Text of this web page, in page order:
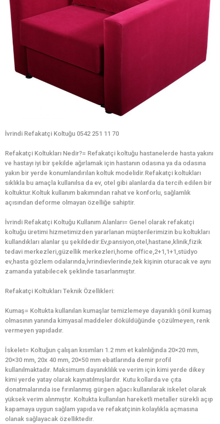
İvrindi Refakatçi Koltuğu 0542 251 11 70
Refakatçi Koltukları Nedir?= Refakatçi koltuğu hastanelerde hasta yakını
ve hastayı iyi bir şekilde ağırlamak için hastanın odasına ya da odasına
yakın bir yerde konumlandırılan koltuk modelidir.Refakatçi koltukları
sıklıkla bu amaçla kullanılsa da ev, otel gibi alanlarda da tercih edilen bir
koltuktur.Koltuk kullanım bakımından rahat ve konforlu, sağlamlık
açısından deforme olmayan özelliğe sahiptir.
İvrindi Refakatçi Koltuğu Kullanım Alanları= Genel olarak refakatçi
koltuğu üretimi hizmetimizden yararlanan müşterilerimizin bu koltukları
kullandıkları alanlar şu şekildedir:Ev,pansiyon,otel,hastane,klinik,fizik
tedavi merkezleri,güzellik merkezleri,home office,2+1,1+1,stüdyo
ev,hasta gözlem odalarında,İvrindievlerinde,tek kişinin oturacak ve aynı
zamanda yatabilecek şeklinde tasarlanmıştır.
Refakatçi Koltukları Teknik Özellikleri:
Kumaş= Koltukta kullanılan kumaşlar temizlemeye dayanıklı şönil kumaş
olmasının yanında kimyasal maddeler döküldüğünde çözülmeyen, renk
vermeyen yapıdadır.
İskelet= Koltuğun çalışan kısımları 1.2 mm et kalınlığında 20×20 mm,
20×30 mm, 20x 40 mm, 20×50 mm ebatlarında demir profil
kullanılmaktadır. Maksimum dayanıklılık ve verim için kimi yerde dikey
kimi yerde yatay olarak kaynatılmışlardır. Kutu kollarda ve çıta
donatmalarında ise fırınlanmış gürgen ağacı kullanılarak iskelet olarak
yüksek verim alınmıştır. Koltukta kullanılan hareketli metaller sürekli açıp
kapamaya uygun sağlam yapıda ve refakatçinin kolaylıkla açmasına
olanak sağlayacak özelliktedir.